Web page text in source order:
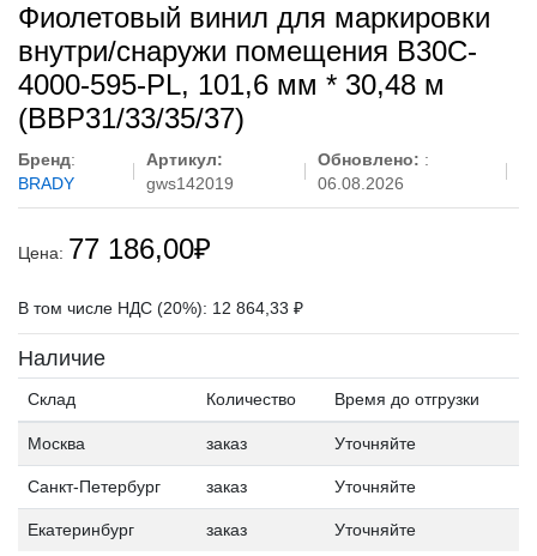
Фиолетовый винил для маркировки
внутри/снаружи помещения B30C-
4000-595-PL, 101,6 мм * 30,48 м
(BBP31/33/35/37)
Бренд:
BRADY
Артикул:
gws142019
Обновлено: :
06.08.2026
Цена: 77 186,00₽
В том числе НДС (20%): 12 864,33 ₽
Наличие
Склад Количество Время до отгрузки
Москва заказ Уточняйте
Санкт-Петербург заказ Уточняйте
Екатеринбург заказ Уточняйте